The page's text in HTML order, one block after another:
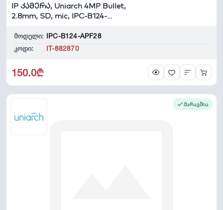
IP კამერა, Uniarch 4MP Bullet,
2.8mm, SD, mic, IPC-B124-
მოდელი: IPC-B124-APF28
კოდი:
IT-882870
150.0₾
მარაგშია